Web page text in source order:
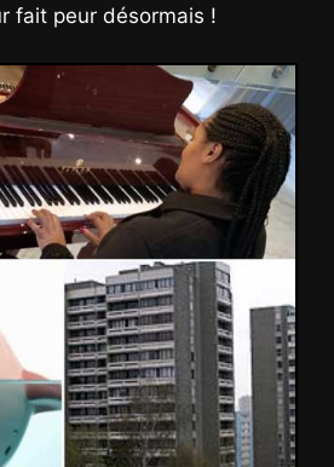
fait peur désormais !